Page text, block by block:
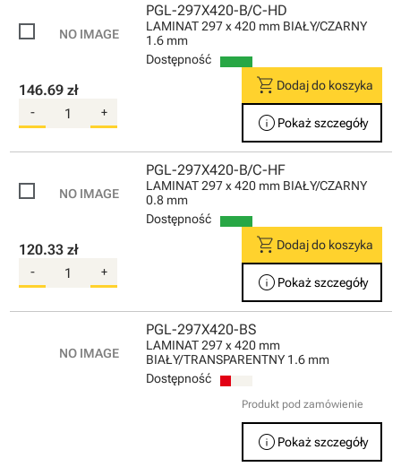
PGL-297X420-B/C-HD
LAMINAT 297 x 420 mm BIAŁY/CZARNY
1.6 mm
Dostępność
146.69 zł
- +
shopping_cart Dodaj do koszyka
info Pokaż szczegóły
PGL-297X420-B/C-HF
LAMINAT 297 x 420 mm BIAŁY/CZARNY
0.8 mm
Dostępność
120.33 zł
- +
shopping_cart Dodaj do koszyka
info Pokaż szczegóły
PGL-297X420-BS
LAMINAT 297 x 420 mm
BIAŁY/TRANSPARENTNY 1.6 mm
Dostępność
Produkt pod zamówienie
info Pokaż szczegóły